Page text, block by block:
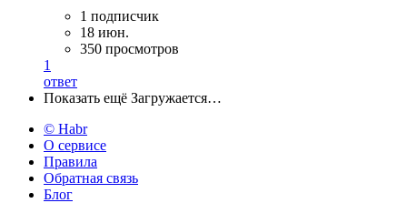
1 подписчик
18 июн.
350 просмотров
1
ответ
Показать ещё Загружается…
© Habr
О сервисе
Правила
Обратная связь
Блог